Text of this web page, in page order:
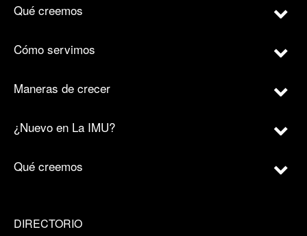
Qué creemos
Cómo servimos
Maneras de crecer
¿Nuevo en La IMU?
Qué creemos
DIRECTORIO